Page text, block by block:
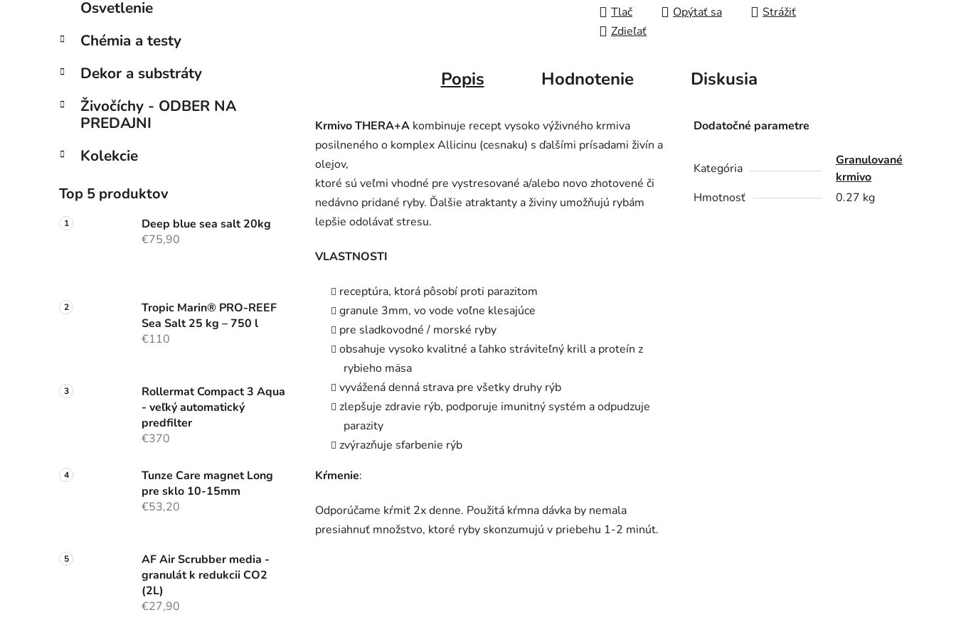
Osvetlenie
Chémia a testy
Dekor a substráty
Živočíchy - ODBER NA
PREDAJNI
Kolekcie
Top 5 produktov
Deep blue sea salt 20kg
€75,90
Tropic Marin® PRO-REEF
Sea Salt 25 kg – 750 l
€110
Rollermat Compact 3 Aqua
- veľký automatický
predfilter
€370
Tunze Care magnet Long
pre sklo 10-15mm
€53,20
AF Air Scrubber media -
granulát k redukcii CO2
(2L)
€27,90
Tlač Opýtať sa
Strážiť
Zdieľať
Popis Hodnotenie Diskusia
Krmivo THERA+A kombinuje recept vysoko výživného krmiva
posilneného o komplex Allicinu (cesnaku) s ďalšími prísadami živín a
olejov,
ktoré sú veľmi vhodné pre vystresované a/alebo novo zhotovené či
nedávno pridané ryby. Ďalšie atraktanty a živiny umožňujú rybám
lepšie odolávať stresu.
VLASTNOSTI
receptúra, ktorá pôsobí proti parazitom
granule 3mm, vo vode voľne klesajúce
pre sladkovodné / morské ryby
obsahuje vysoko kvalitné a ľahko stráviteľný krill a proteín z
rybieho mäsa
vyvážená denná strava pre všetky druhy rýb
zlepšuje zdravie rýb, podporuje imunitný systém a odpudzuje
parazity
zvýrazňuje sfarbenie rýb
Kŕmenie:
Odporúčame kŕmiť 2x denne. Použitá kŕmna dávka by nemala
presiahnuť množstvo, ktoré ryby skonzumujú v priebehu 1-2 minút.
Dodatočné parametre
Kategória
Granulované
krmivo
Hmotnosť
0.27 kg